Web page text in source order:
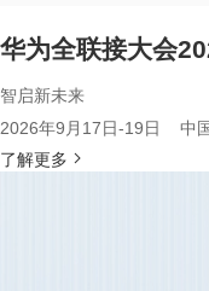
华为全联接大会
智启新未来
2026年9月17日-19日 中
了解更多